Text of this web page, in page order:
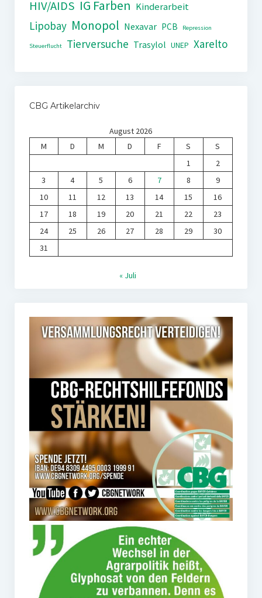
HIV/AIDS IG Farben Kinderarbeit
Lipobay Monopol Nexavar PCB Repression
Steuerflucht Tierversuche Trasylol UNEP Xarelto
CBG Artikelarchiv
August 2026
M
D M D F S
S
1
2
3
4 5 6 7 8
9
10
11 12 13 14 15
16
17
18 19 20 21 22
23
24
25 26 27 28 29
30
31
« Juli